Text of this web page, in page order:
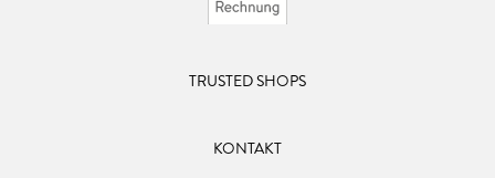
TRUSTED SHOPS
KONTAKT